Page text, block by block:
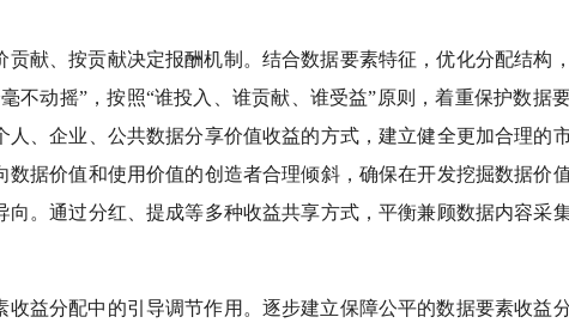
贡献、按贡献决定报酬机制。结合数据要素特征，优化分配结构
不动摇”，按照“谁投入、谁贡献、谁受益”原则，着重保护数据
、企业、公共数据分享价值收益的方式，建立健全更加合理的
据价值和使用价值的创造者合理倾斜，确保在开发挖掘数据价
。通过分红、提成等多种收益共享方式，平衡兼顾数据内容采
收益分配中的引导调节作用。逐步建立保障公平的数据要素收益